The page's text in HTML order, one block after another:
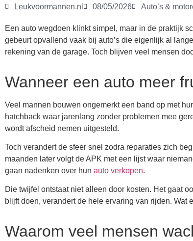
Leukvoormannen.nl 08/05/2026 Auto’s &
Een auto wegdoen klinkt simpel, maar in de praktijk
gebeurt opvallend vaak bij auto’s die eigenlijk al
rekening van de garage. Toch blijven veel mensen
Wanneer een auto meer
Veel mannen bouwen ongemerkt een band op met
hatchback waar jarenlang zonder problemen mee
wordt afscheid nemen uitgesteld.
Toch verandert de sfeer snel zodra reparaties zich
maanden later volgt de APK met een lijst waar
gaan nadenken over hun auto verkopen.
Die twijfel ontstaat niet alleen door kosten. Het gaat
blijft doen, verandert de hele ervaring van rijden. Wat
Waarom veel mensen